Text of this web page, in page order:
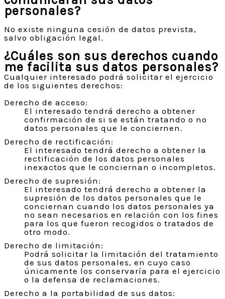
personales?
No existe ninguna cesión de datos prevista,
salvo obligación legal.
¿Cuáles son sus derechos cuando
me facilita sus datos personales?
Cualquier interesado podrá solicitar el ejercicio
de los siguientes derechos:
Derecho de acceso:
El interesado tendrá derecho a obtener
confirmación de si se están tratando o no
datos personales que le conciernen.
Derecho de rectificación:
El interesado tendrá derecho a obtener la
rectificación de los datos personales
inexactos que le conciernan o incompletos.
Derecho de supresión:
El interesado tendrá derecho a obtener la
supresión de los datos personales que le
conciernan cuando los datos personales ya
no sean necesarios en relación con los fines
para los que fueron recogidos o tratados de
otro modo.
Derecho de limitación:
Podrá solicitar la limitación del tratamiento
de sus datos personales, en cuyo caso
únicamente los conservaría para el ejercicio
o la defensa de reclamaciones.
Derecho a la portabilidad de sus datos: